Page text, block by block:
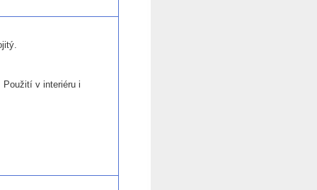
Použití v interiéru i